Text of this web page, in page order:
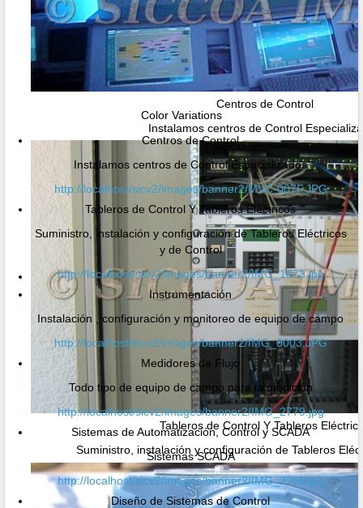
Centros de Control
Instalamos centros de Control
Tableros de Control Y Tableros
Suministro, instalación y configuración de Tableros
Color Variations
Centros de Control
Instalamos centros de Control Especializados
http://localhost/sicv2/images/banner2/MVC-007F.JPG
Tableros de Control Y Tableros Eléctricos
Suministro, instalación y configuración de Tableros Eléctricos
y de Control
http://localhost/sicv2/images/banner2/IMG_1673.jpg
Instrumentación
Instalación , configuración y monitoreo de equipo de campo
http://localhost/sicv2/images/banner2/IMG_0003.JPG
Medidores de Flujo
Todo tipo de equipo de campo para la medición
http://localhost/sicv2/images/banner2/IMG_2779.jpg
Sistemas de Automatización, Control y SCADA
Sistemas SCADA
http://localhost/sicv2/images/banner2/IMG_2766.jpg
Diseño de Sistemas de Control